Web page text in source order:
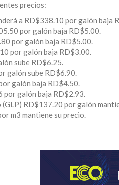
precios:
a RD$338.10 por galón baja
por galón baja RD$5.00.
por galón baja RD$5.00.
por galón baja RD$3.00.
sube RD$6.25.
galón sube RD$6.90.
galón baja RD$4.50.
por galón baja RD$2.93.
RD$137.20 por galón
m3 mantiene su precio.